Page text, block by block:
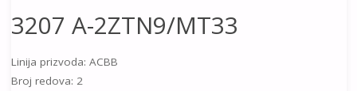
3207 A-2ZTN9/MT33
Linija prizvoda: ACBB
Broj redova: 2